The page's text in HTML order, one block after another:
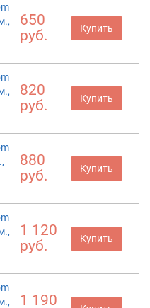
650
руб.
Купить
820
руб.
Купить
880
руб.
Купить
1 120
руб.
Купить
1 190